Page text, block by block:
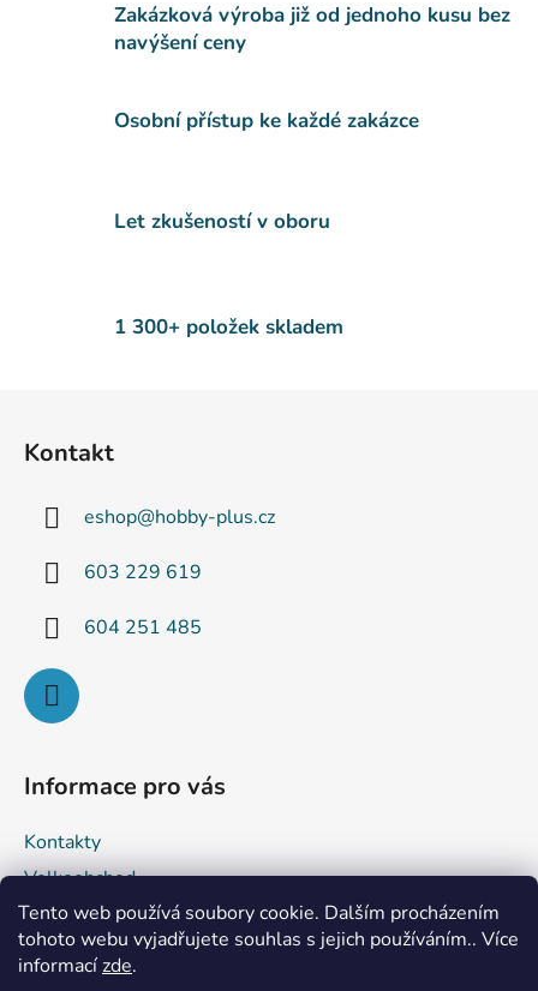
Tento web používá soubory cookie. Dalším procházením
tohoto webu vyjadřujete souhlas s jejich používáním.. Více
informacízde.
Zakázková výroba již od jednoho kusu bez
navýšení ceny
Osobní přístup ke každé zakázce
Let zkušeností v oboru
1 300+ položek skladem
Kontakt
eshop@hobby-plus.cz
603 229 619
604 251 485
Informace pro vás
Kontakty
Velkoobchod
Obchodní podmínky
Podmínky ochrany osobních údajů